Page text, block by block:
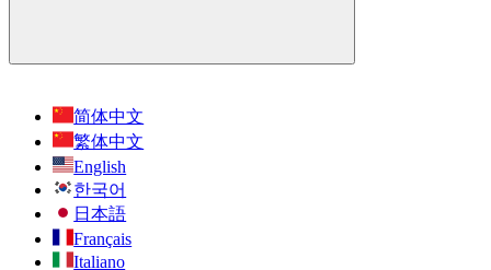
简体中文
繁体中文
English
한국어
日本語
Français
Italiano